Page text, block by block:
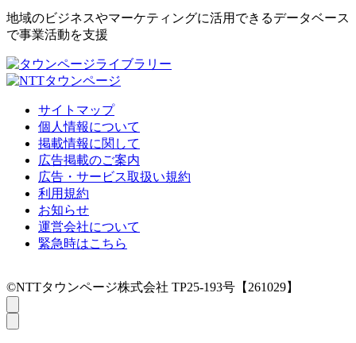
地域のビジネスやマーケティングに活用できるデータベース
で事業活動を支援
サイトマップ
個人情報について
掲載情報に関して
広告掲載のご案内
広告・サービス取扱い規約
利用規約
お知らせ
運営会社について
緊急時はこちら
©NTTタウンページ株式会社 TP25-193号【261029】